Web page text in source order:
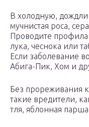
В холодную,
мучнистая роса,
Проводите
лука, чеснока или
Если заболевание
Абига-Пик, Хом и
Без прореживания
такие вредители,
тля, яблонная